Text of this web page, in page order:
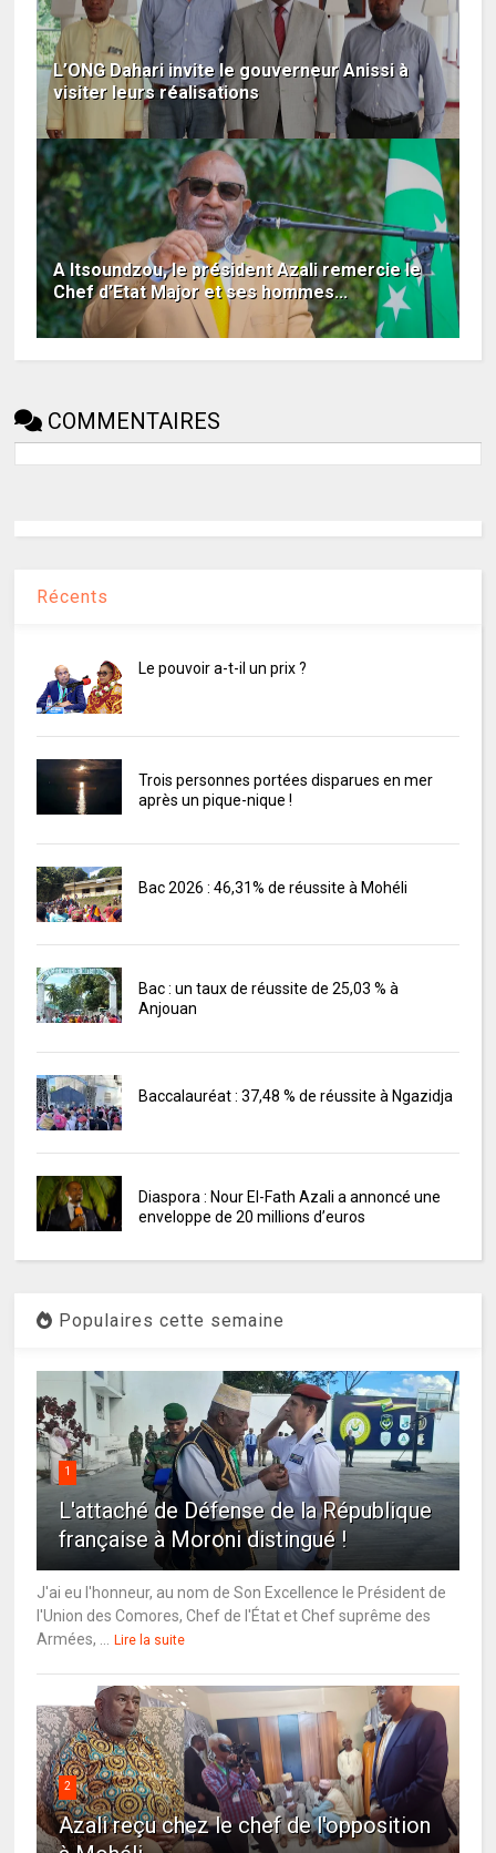
L’ONG Dahari invite le gouverneur Anissi à
visiter leurs réalisations
A Itsoundzou, le président Azali remercie le
Chef d’Etat Major et ses hommes...
COMMENTAIRES
Récents
Le pouvoir a-t-il un prix ?
Trois personnes portées disparues en mer
après un pique-nique !
Bac 2026 : 46,31% de réussite à Mohéli
Bac : un taux de réussite de 25,03 % à
Anjouan
Baccalauréat : 37,48 % de réussite à Ngazidja
Diaspora : Nour El-Fath Azali a annoncé une
enveloppe de 20 millions d’euros
Populaires cette semaine
1
L'attaché de Défense de la République
française à Moroni distingué !
J'ai eu l'honneur, au nom de Son Excellence le Président de
l'Union des Comores, Chef de l'État et Chef suprême des
Armées, ...
Lire la suite
2
Azali reçu chez le chef de l'opposition